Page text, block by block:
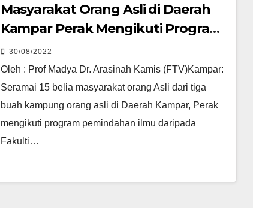
Masyarakat Orang Asli di Daerah
Kampar Perak Mengikuti Program
Pemindahan Ilmu Kemahiran
Menjahit Berasaskan Fashion
Sustainable dan 3R
30/08/2022
Oleh : Prof Madya Dr. Arasinah Kamis (FTV)Kampar:
Seramai 15 belia masyarakat orang Asli dari tiga
buah kampung orang asli di Daerah Kampar, Perak
mengikuti program pemindahan ilmu daripada
Fakulti…